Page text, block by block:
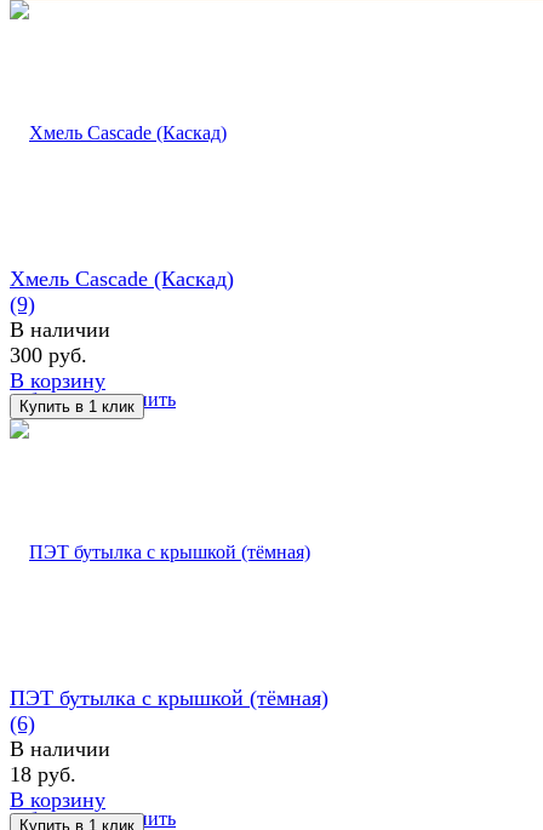
избранное сравнить
Хмель Cascade (Каскад)
(9)
В наличии
300 руб.
В корзину
избранное сравнить
ПЭТ бутылка с крышкой (тёмная)
(6)
В наличии
18 руб.
В корзину